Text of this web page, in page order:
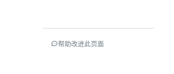
帮助改进此页面